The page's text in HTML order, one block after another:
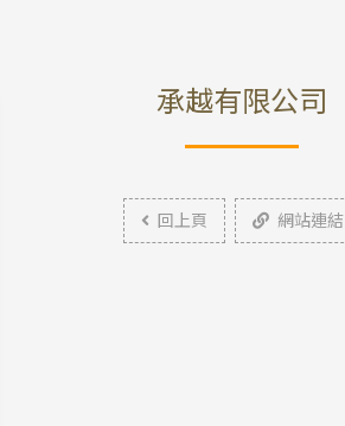
承越有限公司
回上頁 網站連結